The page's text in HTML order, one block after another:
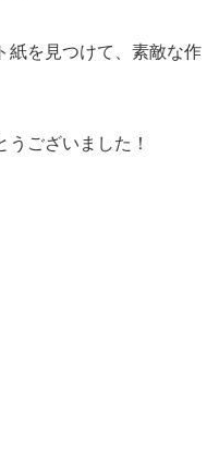
紙を見つけて、素敵な作
ございました！